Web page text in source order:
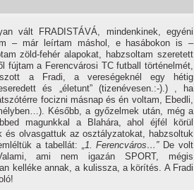
vált FRADISTÁVÁ, mindenkinek, egyéni
– már leí­rtam máshol, e hasábokon is –
zöld-fehér alapokat, habzsoltam szeretett
fújtam a Ferencvárosi TC futball történelmét,
a Fradi, a vereségeknél egy hétig
és „életunt” (tizenévesen.:-).) , ha
focizni másnap és én voltam, Ebedli,
Később, a győzelmek után, még a
magunkkal a Blahára, ahol éjfél körül
és olvasgattuk az osztályzatokat, habzsoltuk
a tabellát: „1. Ferencváros…”De volt
ami nem igazán SPORT, mégis
kelléke annak, a kulissza, a körí­tés. A Fradi